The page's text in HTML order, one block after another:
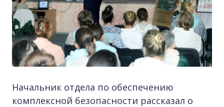
Начальник отдела по обеспечению
комплексной безопасности рассказал о